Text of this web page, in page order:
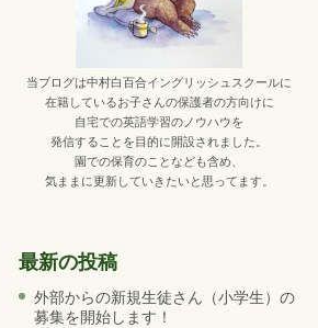
当ブログは中村白百合イングリッシュスクールに
在籍しているお子さんの保護者の方向けに
自宅での英語学習のノウハウを
発信することを目的に開設されました。
園での保育のことなども含め、
気ままに更新していきたいと思ってます。
最新の投稿
外部からの新規生徒さん（小学生）の
募集を開始します！